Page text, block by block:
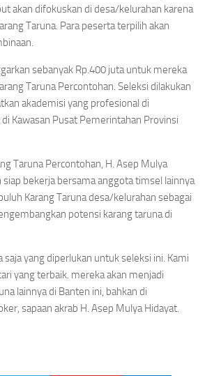
akan difokuskan di desa/kelurahan karena
Taruna. Para peserta terpilih akan
sebanyak Rp.400 juta untuk mereka
Taruna Percontohan. Seleksi dilakukan
akademisi yang profesional di
di Kawasan Pusat Pemerintahan Provinsi
Taruna Percontohan, H. Asep Mulya
siap bekerja bersama anggota timsel lainnya
Karang Taruna desa/kelurahan sebagai
potensi karang taruna di
saja yang diperlukan untuk seleksi ini. Kami
yang terbaik. mereka akan menjadi
lainnya di Banten ini, bahkan di
sapaan akrab H. Asep Mulya Hidayat.